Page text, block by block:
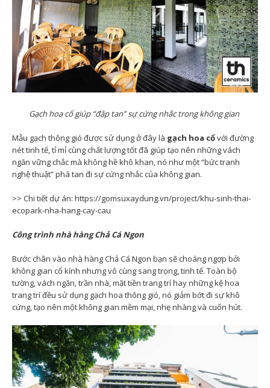
Gạch hoa cổ giúp “đập tan” sự cứng nhắc trong không gian
Mẫu gạch thông gió được sử dụng ở đây là gạch hoa cổvới đường
nét tinh tế, tỉ mỉ cùng chất lượng tốt đã giúp tạo nên những vách
ngăn vững chắc mà không hề khô khan, nó như một “bức tranh
nghệ thuật” phá tan đi sự cứng nhắc của không gian.
>> Chi tiết dự án: https://gomsuxaydung.vn/project/khu-sinh-thai-
ecopark-nha-hang-cay-cau
Công trình nhà hàng Chả Cá Ngon
Bước chân vào nhà hàng Chả Cá Ngon bạn sẽ choáng ngợp bởi
không gian cổ kính nhưng vô cùng sang trọng, tinh tế. Toàn bộ
tường, vách ngăn, trần nhà, mặt tiền trang trí hay những kệ hoa
trang trí đều sử dụng gạch hoa thông gió, nó giảm bớt đi sự khô
cứng, tạo nên một không gian mềm mại, nhẹ nhàng và cuốn hút.